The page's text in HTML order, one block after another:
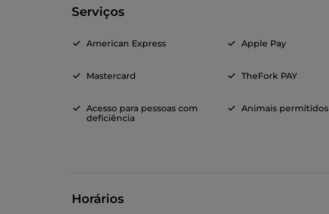
Serviços
American Express Apple Pay
Mastercard TheFork PAY
Acesso para pessoas com
deficiência
Animais permitidos
Horários